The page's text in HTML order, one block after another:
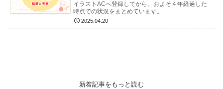
イラストACへ登録してから、およそ４年経過した
時点での状況をまとめています。
2025.04.20
新着記事をもっと読む